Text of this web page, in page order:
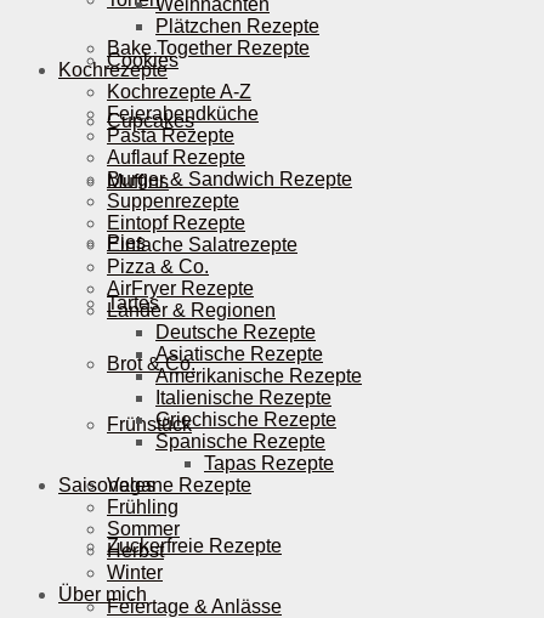
Cookies
Cupcakes
Muffins
Pies
Tartes
Brot & Co.
Frühstück
Vegane Rezepte
Zuckerfreie Rezepte
Feiertage & Anlässe
Weihnachten
Plätzchen Rezepte
Bake Together Rezepte
Kochrezepte
Kochrezepte A-Z
Feierabendküche
Pasta Rezepte
Auflauf Rezepte
Burger & Sandwich Rezepte
Suppenrezepte
Eintopf Rezepte
Einfache Salatrezepte
Pizza & Co.
AirFryer Rezepte
Länder & Regionen
Deutsche Rezepte
Asiatische Rezepte
Amerikanische Rezepte
Italienische Rezepte
Griechische Rezepte
Spanische Rezepte
Tapas Rezepte
Saisonales
Frühling
Sommer
Herbst
Winter
Über mich